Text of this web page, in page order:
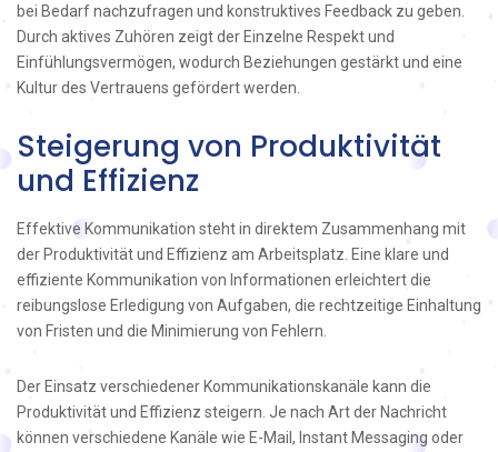
bei Bedarf nachzufragen und konstruktives Feedback zu geben.
Durch aktives Zuhören zeigt der Einzelne Respekt und
Einfühlungsvermögen, wodurch Beziehungen gestärkt und eine
Kultur des Vertrauens gefördert werden.
Steigerung von Produktivität
und Effizienz
Effektive Kommunikation steht in direktem Zusammenhang mit
der Produktivität und Effizienz am Arbeitsplatz. Eine klare und
effiziente Kommunikation von Informationen erleichtert die
reibungslose Erledigung von Aufgaben, die rechtzeitige Einhaltung
von Fristen und die Minimierung von Fehlern.
Der Einsatz verschiedener Kommunikationskanäle kann die
Produktivität und Effizienz steigern. Je nach Art der Nachricht
können verschiedene Kanäle wie E-Mail, Instant Messaging oder